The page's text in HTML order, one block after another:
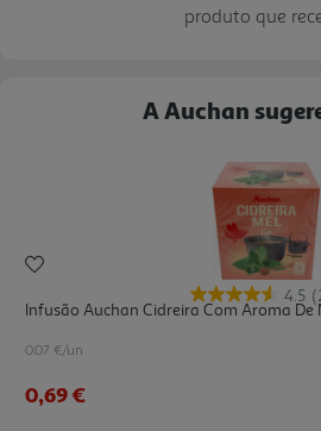
produto que
A Auchan
4.5
Infusão Auchan Cidreira Com Aroma De
0.07 €/un
0,69 €